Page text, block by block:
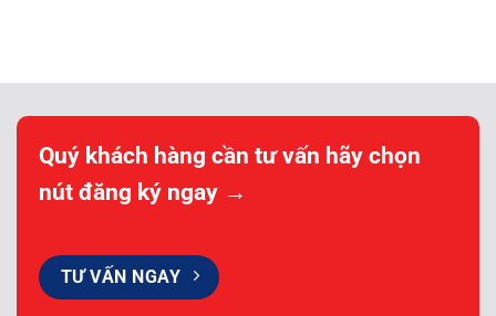
Quý khách hàng cần tư vấn hãy chọn
nút đăng ký ngay →
TƯ VẤN NGAY